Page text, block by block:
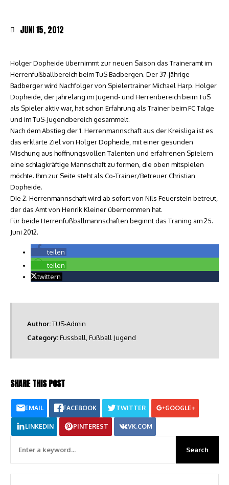
JUNI 15, 2012
Holger Dopheide übernimmt zur neuen Saison das Traineramt im
Herrenfußballbereich beim TuS Badbergen. Der 37-jährige
Badberger wird Nachfolger von Spielertrainer Michael Harp. Holger
Dopheide, der jahrelang im Jugend- und Herrenbereich beim TuS
als Spieler aktiv war, hat schon Erfahrung als Trainer beim FC Talge
und im TuS-Jugendbereich gesammelt.
Nach dem Abstieg der 1. Herrenmannschaft aus der Kreisliga ist es
das erklärte Ziel von Holger Dopheide, mit einer gesunden
Mischung aus hoffnungsvollen Talenten und erfahrenen Spielern
eine schlagkräftige Mannschaft zu formen, die oben mitspielen
möchte. Ihm zur Seite steht als Co-Trainer/Betreuer Christian
Dopheide.
Die 2. Herrenmannschaft wird ab sofort von Nils Feuerstein betreut,
der das Amt von Henrik Kleiner übernommen hat.
Für beide Herrenfußballmannschaften beginnt das Traning am 25.
Juni 2012.
teilen
teilen
twittern
Author:TUS-Admin
Category:Fussball Fußball Jugend
SHARE THIS POST
EMAIL FACEBOOK TWITTER GOOGLE+
LINKEDIN PINTEREST VK.COM